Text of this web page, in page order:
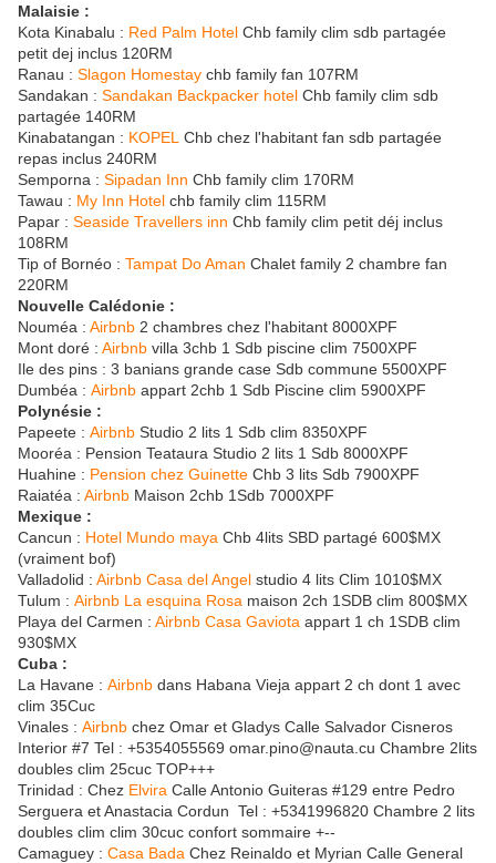
Malaisie :
Kota Kinabalu : Red Palm Hotel Chb family clim sdb partagée
petit dej inclus 120RM
Ranau : Slagon Homestay chb family fan 107RM
Sandakan : Sandakan Backpacker hotel Chb family clim sdb
partagée 140RM
Kinabatangan : KOPEL Chb chez l'habitant fan sdb partagée
repas inclus 240RM
Semporna : Sipadan Inn Chb family clim 170RM
Tawau : My Inn Hotel chb family clim 115RM
Papar : Seaside Travellers inn Chb family clim petit déj inclus
108RM
Tip of Bornéo : Tampat Do Aman Chalet family 2 chambre fan
220RM
Nouvelle Calédonie :
Nouméa : Airbnb 2 chambres chez l'habitant 8000XPF
Mont doré : Airbnb villa 3chb 1 Sdb piscine clim 7500XPF
Ile des pins : 3 banians grande case Sdb commune 5500XPF
Dumbéa : Airbnb appart 2chb 1 Sdb Piscine clim 5900XPF
Polynésie :
Papeete : Airbnb Studio 2 lits 1 Sdb clim 8350XPF
Mooréa : Pension Teataura Studio 2 lits 1 Sdb 8000XPF
Huahine : Pension chez Guinette Chb 3 lits Sdb 7900XPF
Raiatéa : Airbnb Maison 2chb 1Sdb 7000XPF
Mexique :
Cancun : Hotel Mundo maya Chb 4lits SBD partagé 600$MX
(vraiment bof)
Valladolid : Airbnb Casa del Angel studio 4 lits Clim 1010$MX
Tulum : Airbnb La esquina Rosa maison 2ch 1SDB clim 800$MX
Playa del Carmen : Airbnb Casa Gaviota appart 1 ch 1SDB clim
930$MX
Cuba :
La Havane : Airbnb dans Habana Vieja appart 2 ch dont 1 avec
clim 35Cuc
Vinales : Airbnb chez Omar et Gladys Calle Salvador Cisneros
Interior #7 Tel : +5354055569 omar.pino@nauta.cu Chambre 2lits
doubles clim 25cuc TOP+++
Trinidad : Chez Elvira Calle Antonio Guiteras #129 entre Pedro
Serguera et Anastacia Cordun Tel : +5341996820 Chambre 2 lits
doubles clim clim 30cuc confort sommaire +--
Camaguey : Casa Bada Chez Reinaldo et Myrian Calle General